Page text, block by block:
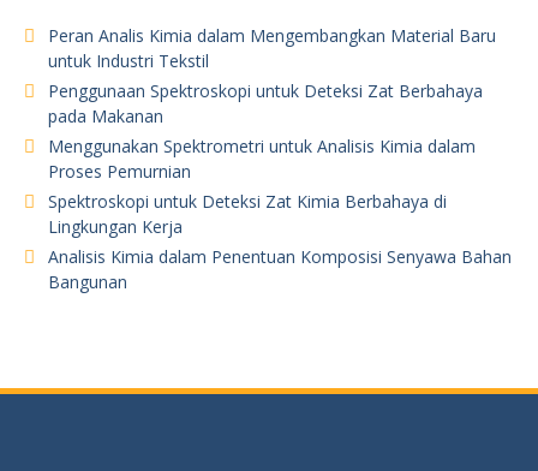
Peran Analis Kimia dalam Mengembangkan Material Baru
untuk Industri Tekstil
Penggunaan Spektroskopi untuk Deteksi Zat Berbahaya
pada Makanan
Menggunakan Spektrometri untuk Analisis Kimia dalam
Proses Pemurnian
Spektroskopi untuk Deteksi Zat Kimia Berbahaya di
Lingkungan Kerja
Analisis Kimia dalam Penentuan Komposisi Senyawa Bahan
Bangunan